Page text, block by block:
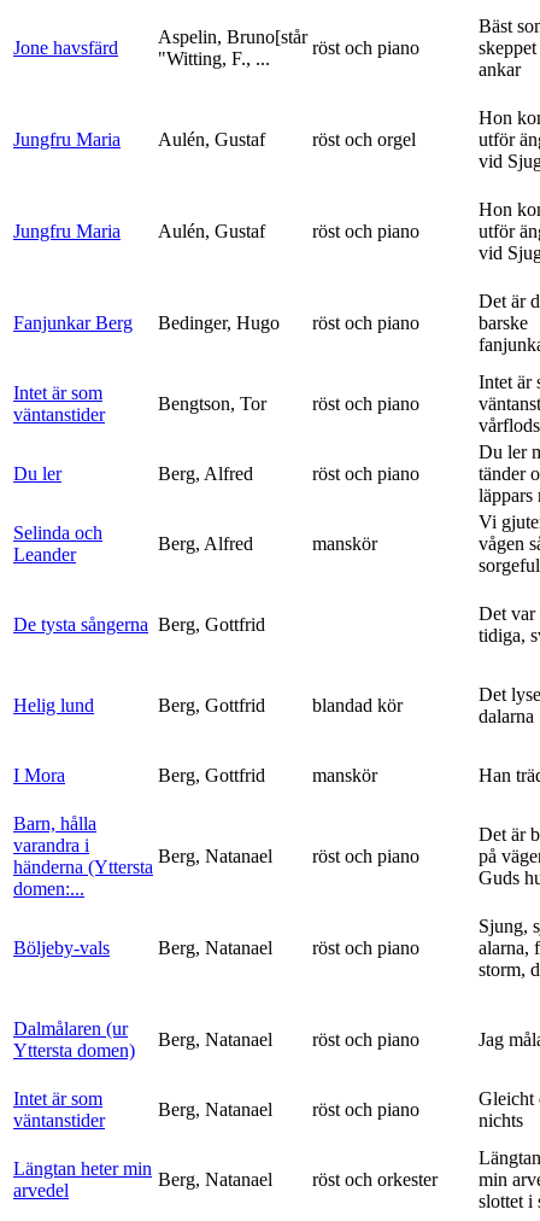
Jone havsfärd
Aspelin, Bruno[står
"Witting, F., ...
röst och piano
Bäst
ankar
Jungfru Maria Aulén, Gustaf röst och orgel
Hon
utför
vid
Jungfru Maria Aulén, Gustaf röst och piano
Hon
utför
vid
Fanjunkar Berg Bedinger, Hugo röst och piano
Det är
barske
Intet är som
väntanstider
Bengtson, Tor röst och piano
Intet är
Du ler Berg, Alfred röst och piano
Du ler
tänder
läppars
Selinda och
Leander
Berg, Alfred manskör
Vi
vågen
De tysta sångerna Berg, Gottfrid
Det var
tidiga,
Helig lund Berg, Gottfrid blandad kör
Det
dalarna
I Mora Berg, Gottfrid manskör Han
Barn, hålla
varandra i
händerna (Yttersta
domen:...
Berg, Natanael röst och piano
Det är
på
Guds
Böljeby-vals Berg, Natanael röst och piano
Sjung,
alarna,
storm,
Dalmålaren (ur
Yttersta domen)
Berg, Natanael röst och piano Jag
Intet är som
väntanstider
Berg, Natanael röst och piano
Gleicht
nichts
Längtan heter min
arvedel
Berg, Natanael röst och orkester
min
slottet i